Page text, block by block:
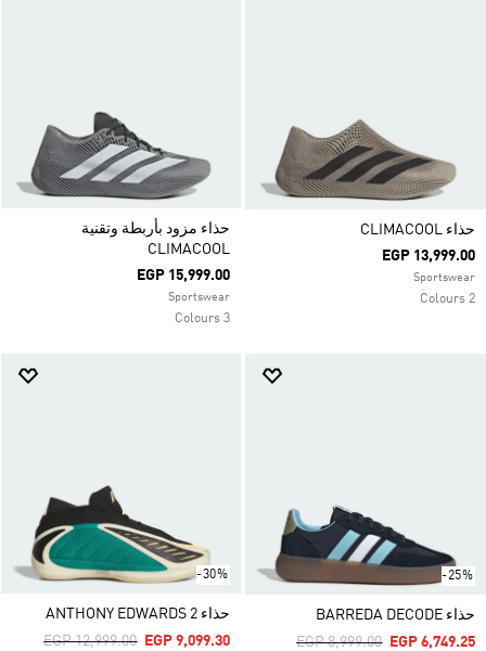
حذاء CLIMACOOL
EGP 13,999.00
Sportswear
2 Colours
حذاء مزود بأربطة وتقنية
CLIMACOOL
EGP 15,999.00
Sportswear
3 Colours
-25%
حذاء BARREDA DECODE
Price Reduced From
EGP 8,999.00ToEGP 6,749.25
-30%
حذاء ANTHONY EDWARDS 2
Price Reduced From
EGP 12,999.00ToEGP 9,099.30